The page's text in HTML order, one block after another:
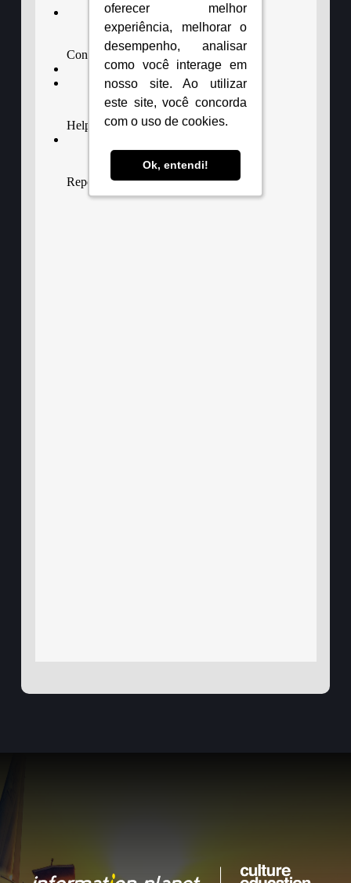
oferecer melhor
experiência, melhorar o
desempenho, analisar
como você interage em
nosso site. Ao utilizar
este site, você concorda
com o uso de cookies.
Ok, entendi!
oferecer melhor
experiência, melhorar o
desempenho, analisar
como você interage em
nosso site. Ao utilizar
este site, você concorda
com o uso de cookies.
Ok, entendi!